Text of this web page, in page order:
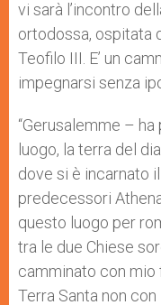
vi sarà l’incontro
ortodossa, ospitata
Teofilo III. E’ un
impegnarsi senza
“Gerusalemme –
luogo, la terra del
dove si è incarnato
predecessori
questo luogo per
tra le due Chiese
camminato con
Terra Santa non